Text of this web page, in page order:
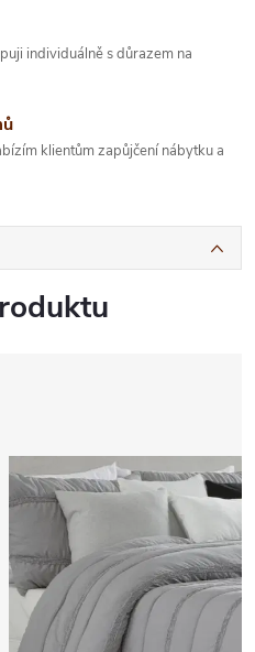
individuálně s důrazem na
klientům zapůjčení nábytku a